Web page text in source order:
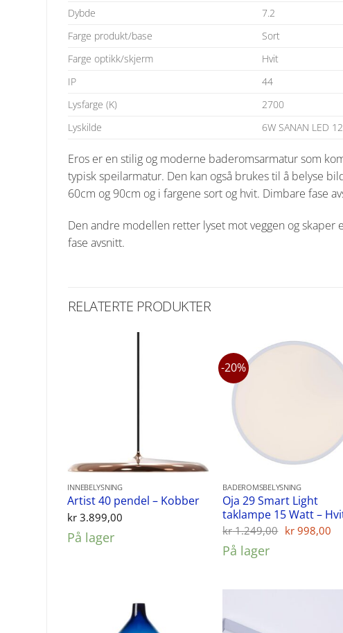
Dybde
7.2
Farge produkt/base
Sort
Farge optikk/skjerm
Hvit
IP
44
Lysfarge (K)
2700
Lyskilde
6W SANAN LED
Eros er en stilig og moderne baderomsarmatur som
typisk speilarmatur. Den kan også brukes til å belyse
60cm og 90cm og i fargene sort og hvit. Dimbare fase
Den andre modellen retter lyset mot veggen og
fase avsnitt.
RELATERTE PRODUKTER
INNEBELYSNING
Artist 40 pendel – Kobber
kr 3.899,00
På lager
-20%
BADEROMSBELYSNING
Oja 29 Smart Light
taklampe 15 Watt –
kr1.249,00 Opprinnelig
kr998,00
På lager